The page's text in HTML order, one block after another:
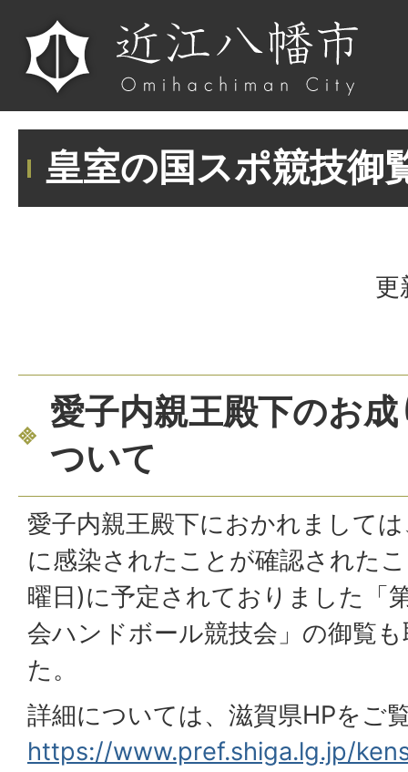
皇室の国スポ競技御
更
愛子内親王殿下のお
ついて
愛子内親王殿下におかれまして
に感染されたことが確認された
曜日)に予定されておりました「
会ハンドボール競技会」の御覧
た。
詳細については、滋賀県HPをご
https://www.pref.shiga.lg.jp/